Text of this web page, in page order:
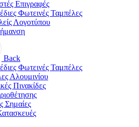
Επιγραφές
Φωτεινές Ταμπέλες
Λογοτύπου
Back
Φωτεινές Ταμπέλες
Αλουμινίου
Πινακίδες
Σημαίες